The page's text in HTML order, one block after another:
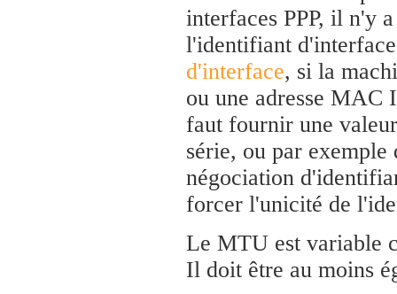
interfaces PPP, il n'y
l'identifiant
d'interface, si la
ou une adresse
faut fournir une
série, ou par exemple
négociation
forcer l'unicité de
Le MTU est variable
Il doit être au moins